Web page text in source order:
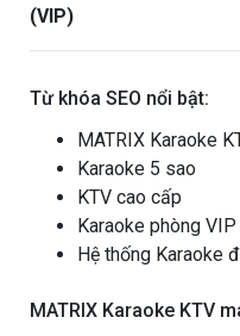
(VIP)
Từ khóa SEO nổi bật:
MATRIX Karaoke
Karaoke 5 sao
KTV cao cấp
Karaoke phòng VIP
Hệ thống Karaoke
MATRIX Karaoke KTV